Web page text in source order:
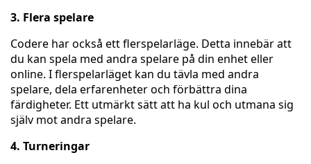
3. Flera spelare
Codere har också ett flerspelarläge. Detta innebär att
du kan spela med andra spelare på din enhet eller
online. I flerspelarläget kan du tävla med andra
spelare, dela erfarenheter och förbättra dina
färdigheter. Ett utmärkt sätt att ha kul och utmana sig
själv mot andra spelare.
4. Turneringar